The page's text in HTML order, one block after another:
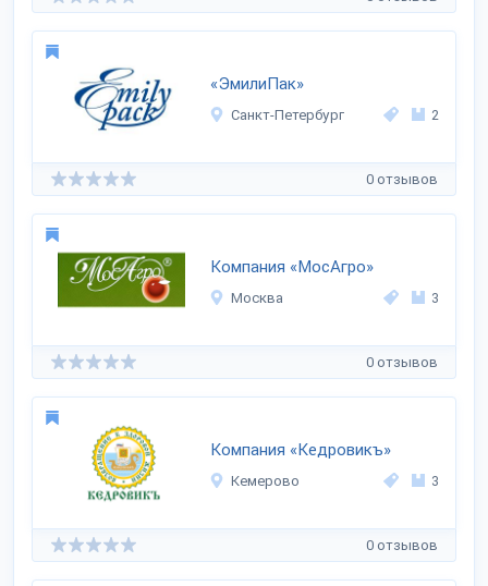
«ЭмилиПак»
Санкт-Петербург 2
0 отзывов
Компания «МосАгро»
Москва 3
0 отзывов
Компания «Кедровикъ»
Кемерово 3
0 отзывов